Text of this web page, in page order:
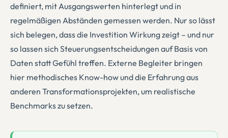
definiert, mit Ausgangswerten hinterlegt und in
regelmäßigen Abständen gemessen werden. Nur so lässt
sich belegen, dass die Investition Wirkung zeigt – und nur
so lassen sich Steuerungsentscheidungen auf Basis von
Daten statt Gefühl treffen. Externe Begleiter bringen
hier methodisches Know-how und die Erfahrung aus
anderen Transformationsprojekten, um realistische
Benchmarks zu setzen.